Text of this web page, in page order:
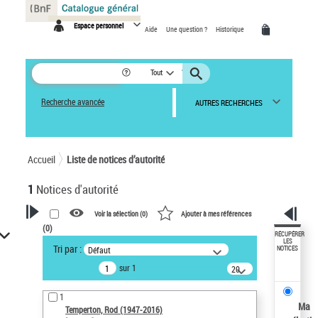
Espace personnel Aide Une question ? Historique
Tout
Recherche avancée AUTRES RECHERCHES
Accueil Liste de notices d’autorité
1 Notices d'autorité
VOTRE RECHERCHE
Recherche avancée dans les
notices d’autorité
Œuvres liées à l'auteur :
Temperton, Rod (1947-2016)
Voir la sélection (0) Ajouter à mes références
(0)
Tri par : Défaut
sur 1
20
résultats/page
1
Temperton, Rod (1947-2016)
RÉCUPÉRER
LES
NOTICES
Ma
Panneau de gestion des cookies